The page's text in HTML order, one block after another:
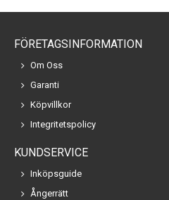
FÖRETAGSINFORMATION
Om Oss
Garanti
Köpvillkor
Integritetspolicy
KUNDSERVICE
Inköpsguide
Ångerrätt